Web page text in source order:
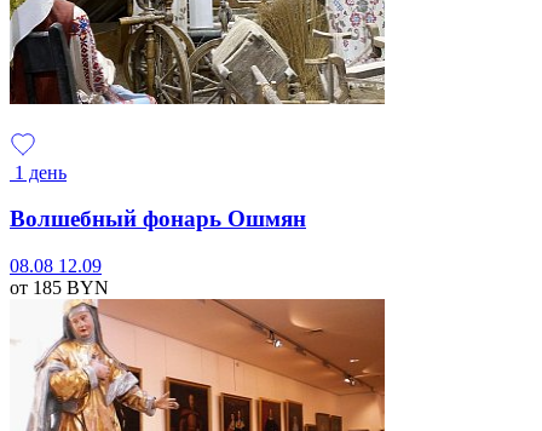
1 день
Волшебный фонарь Ошмян
08.08 12.09
от 185 BYN